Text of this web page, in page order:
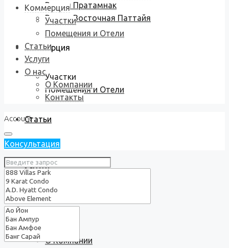
Виллы Пратамнак
Виллы Восточная Паттайя
Коммерция
Участки
Помещения и Отели
Статьи
Услуги
О нас
О Компании
Коммерция
Участки
Помещения и Отели
Статьи
Услуги
О нас
О Компании
Контакты
Account
Консультация